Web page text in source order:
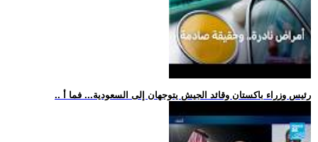
.. رئيس وزراء باكستان وقائد الجيش يتوجهان إلى السعودية... فما أ